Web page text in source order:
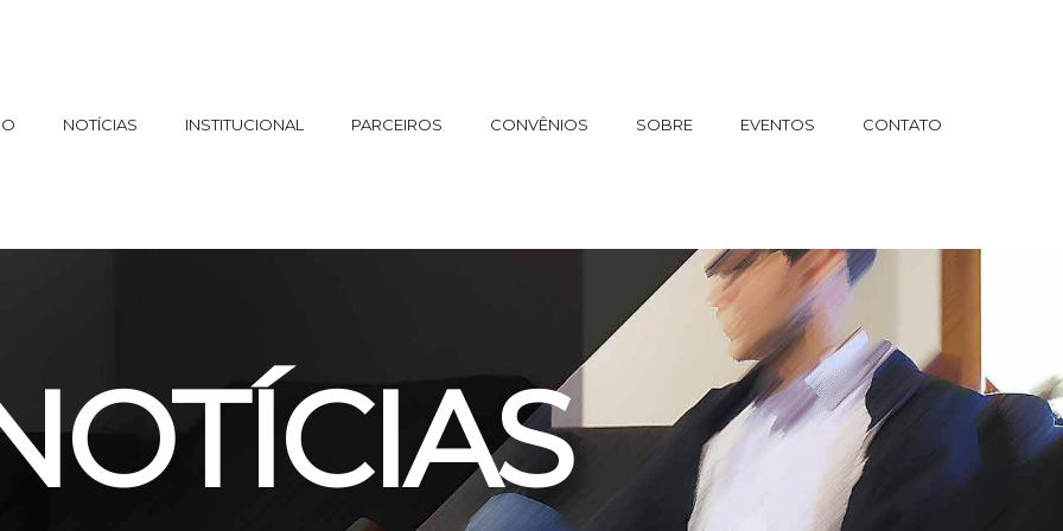
NOTÍCIAS INSTITUCIONAL PARCEIROS CONVÊNIOS SOBRE EVENTOS CONTATO